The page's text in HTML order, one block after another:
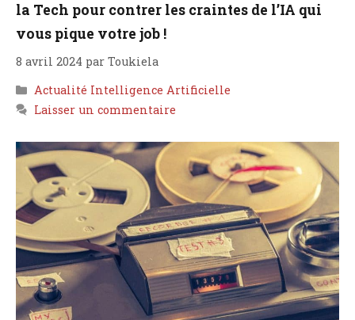
la Tech pour contrer les craintes de l’IA qui
vous pique votre job !
8 avril 2024 par Toukiela
Catégories
Actualité Intelligence Artificielle
Laisser un commentaire